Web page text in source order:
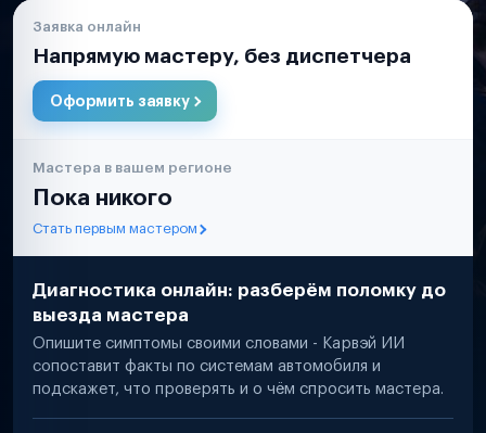
Заявка онлайн
Напрямую мастеру, без диспетчера
Оформить заявку
Мастера в вашем регионе
Пока никого
Стать первым мастером
Диагностика онлайн: разберём поломку до
выезда мастера
Опишите симптомы своими словами - Карвэй ИИ
сопоставит факты по системам автомобиля и
подскажет, что проверять и о чём спросить мастера.